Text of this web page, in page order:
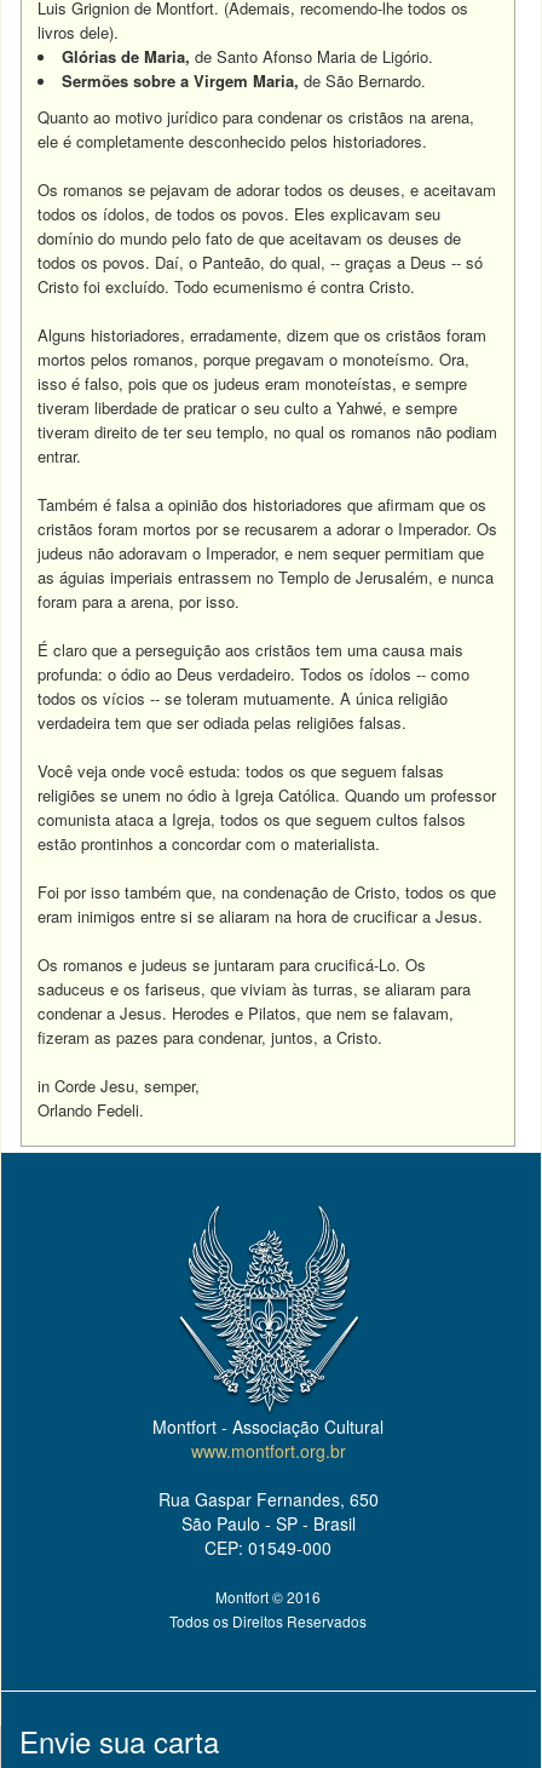
Luis Grignion de Montfort. (Ademais, recomendo-lhe todos os
livros dele).
Glórias de Maria,de Santo Afonso Maria de Ligório.
Sermões sobre a Virgem Maria, de São Bernardo.
Quanto ao motivo jurídico para condenar os cristãos na arena,
ele é completamente desconhecido pelos historiadores.
Os romanos se pejavam de adorar todos os deuses, e aceitavam
todos os ídolos, de todos os povos. Eles explicavam seu
domínio do mundo pelo fato de que aceitavam os deuses de
todos os povos. Daí, o Panteão, do qual, -- graças a Deus -- só
Cristo foi excluído. Todo ecumenismo é contra Cristo.
Alguns historiadores, erradamente, dizem que os cristãos foram
mortos pelos romanos, porque pregavam o monoteísmo. Ora,
isso é falso, pois que os judeus eram monoteístas, e sempre
tiveram liberdade de praticar o seu culto a Yahwé, e sempre
tiveram direito de ter seu templo, no qual os romanos não podiam
entrar.
Também é falsa a opinião dos historiadores que afirmam que os
cristãos foram mortos por se recusarem a adorar o Imperador. Os
judeus não adoravam o Imperador, e nem sequer permitiam que
as águias imperiais entrassem no Templo de Jerusalém, e nunca
foram para a arena, por isso.
É claro que a perseguição aos cristãos tem uma causa mais
profunda: o ódio ao Deus verdadeiro. Todos os ídolos -- como
todos os vícios -- se toleram mutuamente. A única religião
verdadeira tem que ser odiada pelas religiões falsas.
Você veja onde você estuda: todos os que seguem falsas
religiões se unem no ódio à Igreja Católica. Quando um professor
comunista ataca a Igreja, todos os que seguem cultos falsos
estão prontinhos a concordar com o materialista.
Foi por isso também que, na condenação de Cristo, todos os que
eram inimigos entre si se aliaram na hora de crucificar a Jesus.
Os romanos e judeus se juntaram para crucificá-Lo. Os
saduceus e os fariseus, que viviam às turras, se aliaram para
condenar a Jesus. Herodes e Pilatos, que nem se falavam,
fizeram as pazes para condenar, juntos, a Cristo.
in Corde Jesu, semper,
Orlando Fedeli.
Montfort - Associação Cultural
www.montfort.org.br
Rua Gaspar Fernandes, 650
São Paulo - SP - Brasil
CEP: 01549-000
Montfort © 2016
Todos os Direitos Reservados
Envie sua carta